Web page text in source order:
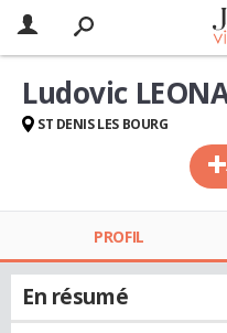
Ludovic
ST DENIS LES BOURG
PROFIL
En résumé